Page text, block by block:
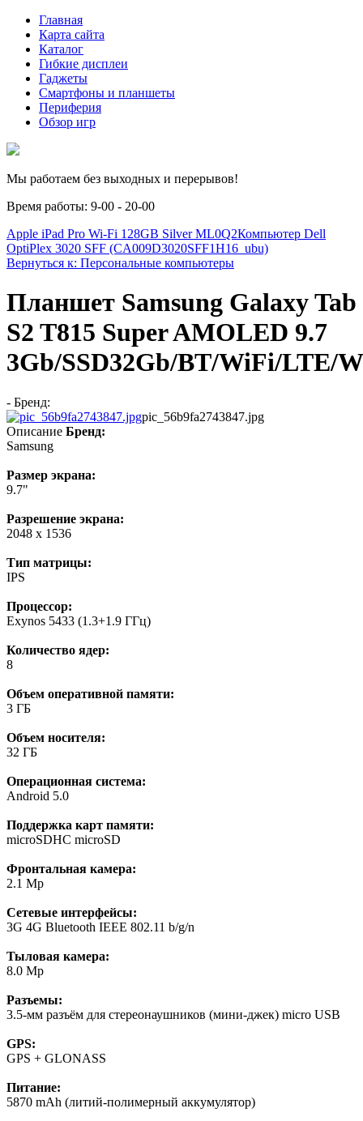
Главная
Карта сайта
Каталог
Гибкие дисплеи
Гаджеты
Смартфоны и планшеты
Периферия
Обзор игр
Мы работаем без выходных и перерывов!
Время работы: 9-00 - 20-00
Apple iPad Pro Wi-Fi 128GB Silver ML0Q2Компьютер Dell
OptiPlex 3020 SFF (CA009D3020SFF1H16_ubu)
Вернуться к: Персональные компьютеры
Планшет Samsung Galaxy Tab
S2 T815 Super AMOLED 9.7
3Gb/SSD32Gb/BT/WiFi/LTE/
- Бренд:
pic_56b9fa2743847.jpg
Описание Бренд:
Samsung
Размер экрана:
9.7"
Разрешение экрана:
2048 x 1536
Тип матрицы:
IPS
Процессор:
Exynos 5433 (1.3+1.9 ГГц)
Количество ядер:
8
Объем оперативной памяти:
3 ГБ
Объем носителя:
32 ГБ
Операционная система:
Android 5.0
Поддержка карт памяти:
microSDHC microSD
Фронтальная камера:
2.1 Mp
Сетевые интерфейсы:
3G 4G Bluetooth IEEE 802.11 b/g/n
Тыловая камера:
8.0 Mp
Разъемы:
3.5-мм разъём для стереонаушников (мини-джек) micro USB
GPS:
GPS + GLONASS
Питание:
5870 mAh (литий-полимерный аккумулятор)